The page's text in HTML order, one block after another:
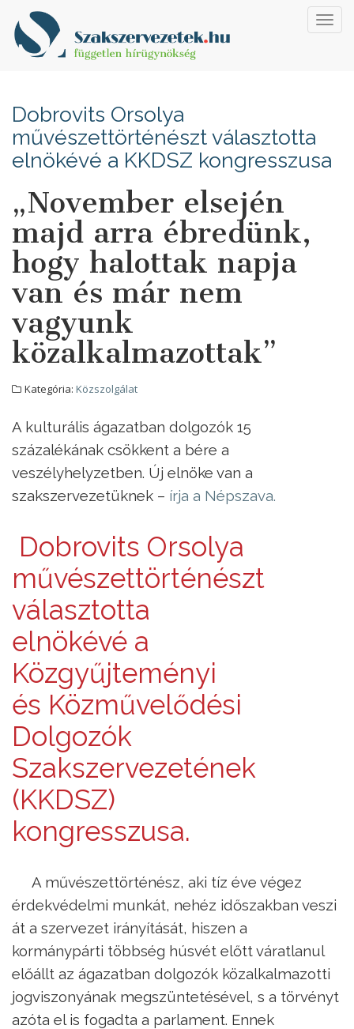
Dobrovits Orsolya
művészettörténészt választotta
elnökévé a KKDSZ kongresszusa
„November elsején
majd arra ébredünk,
hogy halottak napja
van és már nem
vagyunk
közalkalmazottak”
Kategória: Közszolgálat
A kulturális ágazatban dolgozók 15
százalékának csökkent a bére a
veszélyhelyzetben. Új elnöke van a
szakszervezetüknek – írja a Népszava.
Dobrovits Orsolya
művészettörténészt
választotta
elnökévé a
Közgyűjteményi
és Közművelődési
Dolgozók
Szakszervezetének
(KKDSZ)
kongresszusa.
A művészettörténész, aki tíz éve végez
érdekvédelmi munkát, nehéz időszakban veszi
át a szervezet irányítását, hiszen a
kormánypárti többség húsvét előtt váratlanul
előállt az ágazatban dolgozók közalkalmazotti
jogviszonyának megszüntetésével, s a törvényt
azóta el is fogadta a parlament. Ennek